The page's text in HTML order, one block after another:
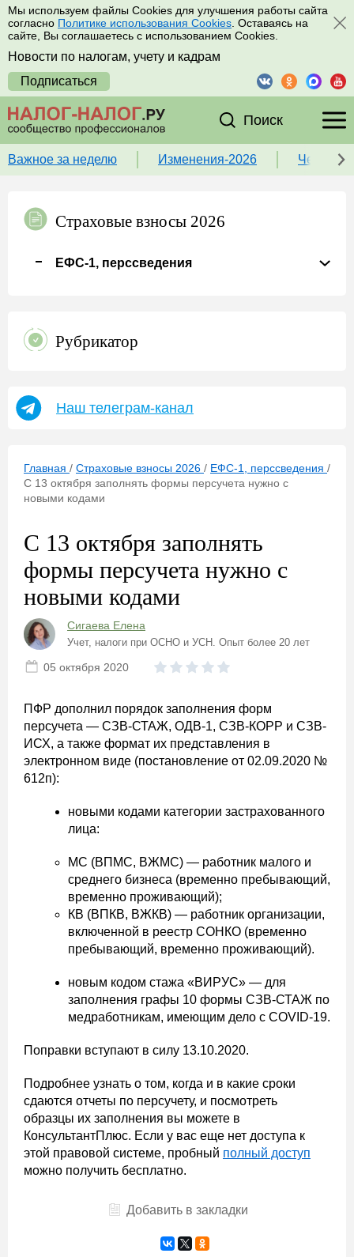
Мы используем файлы Cookies для улучшения работы сайта
согласно Политике использования Cookies . Оставаясь на
сайте, Вы соглашаетесь с использованием Cookies.
Новости по налогам, учету и кадрам
Подписаться
Поиск
Важное за неделю Изменения-2026 Чек-
Страховые взносы 2026
ЕФС-1, перссведения
Рубрикатор
Наш телеграм-канал
Главная / Страховые взносы 2026 / ЕФС-1, перссведения /
С 13 октября заполнять формы персучета нужно с
новыми кодами
С 13 октября заполнять
формы персучета нужно с
новыми кодами
Сигаева Елена
Учет, налоги при ОСНО и УСН. Опыт более 20 лет
05 октября 2020
ПФР дополнил порядок заполнения форм
персучета — СЗВ-СТАЖ, ОДВ-1, СЗВ-КОРР и СЗВ-
ИСХ, а также формат их представления в
электронном виде (постановление от 02.09.2020 №
612п):
новыми кодами категории застрахованного
лица:
МС (ВПМС, ВЖМС) — работник малого и
среднего бизнеса (временно пребывающий,
временно проживающий);
КВ (ВПКВ, ВЖКВ) — работник организации,
включенной в реестр СОНКО (временно
пребывающий, временно проживающий).
новым кодом стажа «ВИРУС» — для
заполнения графы 10 формы СЗВ-СТАЖ по
медработникам, имеющим дело с COVID-19.
Поправки вступают в силу 13.10.2020.
Подробнее узнать о том, когда и в какие сроки
сдаются отчеты по персучету, и посмотреть
образцы их заполнения вы можете в
КонсультантПлюс. Если у вас еще нет доступа к
этой правовой системе, пробный полный доступ
можно получить бесплатно.
Добавить в закладки